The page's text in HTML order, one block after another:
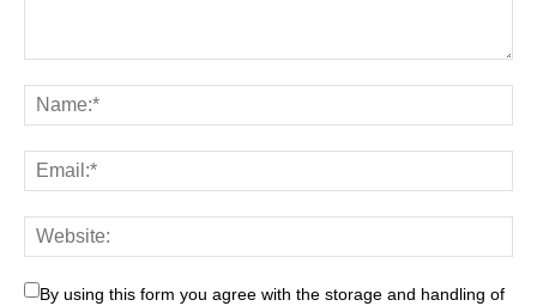
By using this form you agree with the storage and handling of